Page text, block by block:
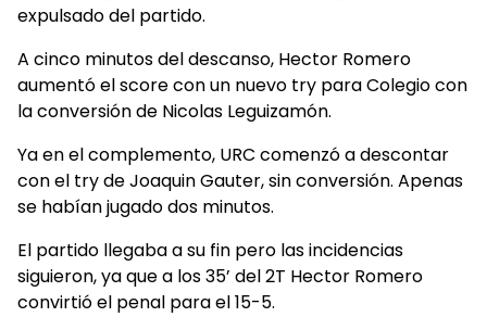
expulsado del partido.
A cinco minutos del descanso, Hector Romero
aumentó el score con un nuevo try para Colegio con
la conversión de Nicolas Leguizamón.
Ya en el complemento, URC comenzó a descontar
con el try de Joaquin Gauter, sin conversión. Apenas
se habían jugado dos minutos.
El partido llegaba a su fin pero las incidencias
siguieron, ya que a los 35’ del 2T Hector Romero
convirtió el penal para el 15-5.